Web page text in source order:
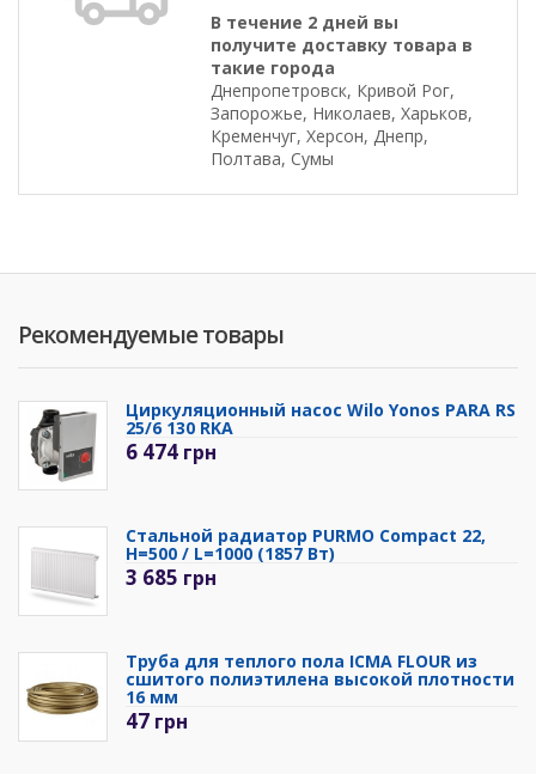
В течение 2 дней вы
получите доставку товара в
такие города
Днепропетровск, Кривой Рог,
Запорожье, Николаев, Харьков,
Кременчуг, Херсон, Днепр,
Полтава, Сумы
Рекомендуемые товары
Циркуляционный насос Wilo Yonos PARA RS
25/6 130 RKA
6 474 грн
Стальной радиатор PURMO Compact 22,
H=500 / L=1000 (1857 Вт)
3 685 грн
Труба для теплого пола ICMA FLOUR из
сшитого полиэтилена высокой плотности
16 мм
47 грн